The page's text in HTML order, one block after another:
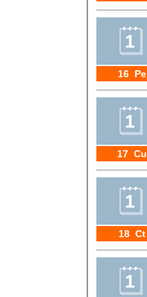
16 Pe
17 Cu
18 Ct